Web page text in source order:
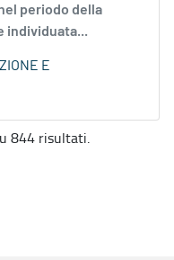
periodo della
individuata...
E
844 risultati.